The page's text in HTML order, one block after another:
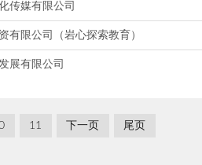
传媒有限公司
有限公司（岩心探索教育）
展有限公司
11 下一页 尾页